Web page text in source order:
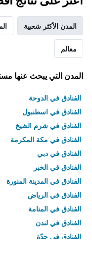
المدن الأكثر شعبية
معالم
المدن التي يبحث عنها
الفنادق في الدوحة
الفنادق في اسطنبول
الفنادق في شرم الشيخ
الفنادق في مكة المكرمة
الفنادق في دبي
الفنادق في الخبر
الفنادق في المدينة المنورة
الفنادق في الرياض
الفنادق في المنامة
الفنادق في لندن
الفنادق في جدّة